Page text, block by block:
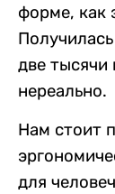
форме, как
две тысячи
нереально.
Нам стоит
для